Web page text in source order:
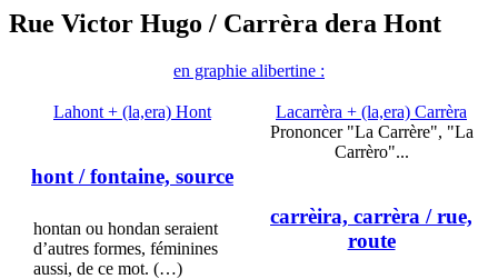
Rue Victor Hugo / Carrèra dera Hont
en graphie alibertine :
Lahont + (la,era) Hont
hont / fontaine, source
hontan ou hondan seraient
d’autres formes, féminines
aussi, de ce mot. (…)
Lacarrèra + (la,era) Carrèra
Prononcer "La Carrère", "La
Carrèro"...
carrèira, carrèra / rue,
route